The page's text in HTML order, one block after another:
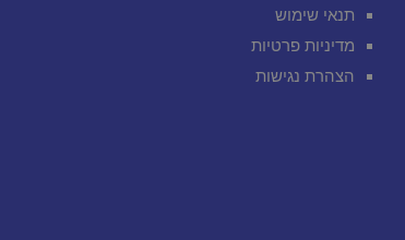
תנאי שימוש
מדיניות פרטיות
הצהרת נגישות